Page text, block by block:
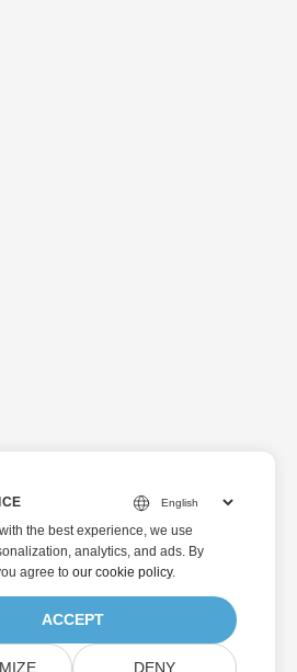
the best experience, we use
analytics, and ads. By
agree to our cookie policy.
ACCEPT
DENY